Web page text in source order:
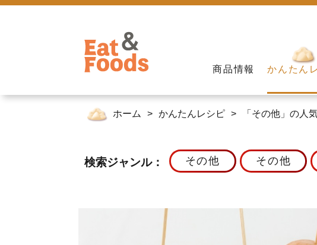
商品情報 かんたん
ホーム かんたんレシピ 「その他」の人
検索ジャンル： その他 その他